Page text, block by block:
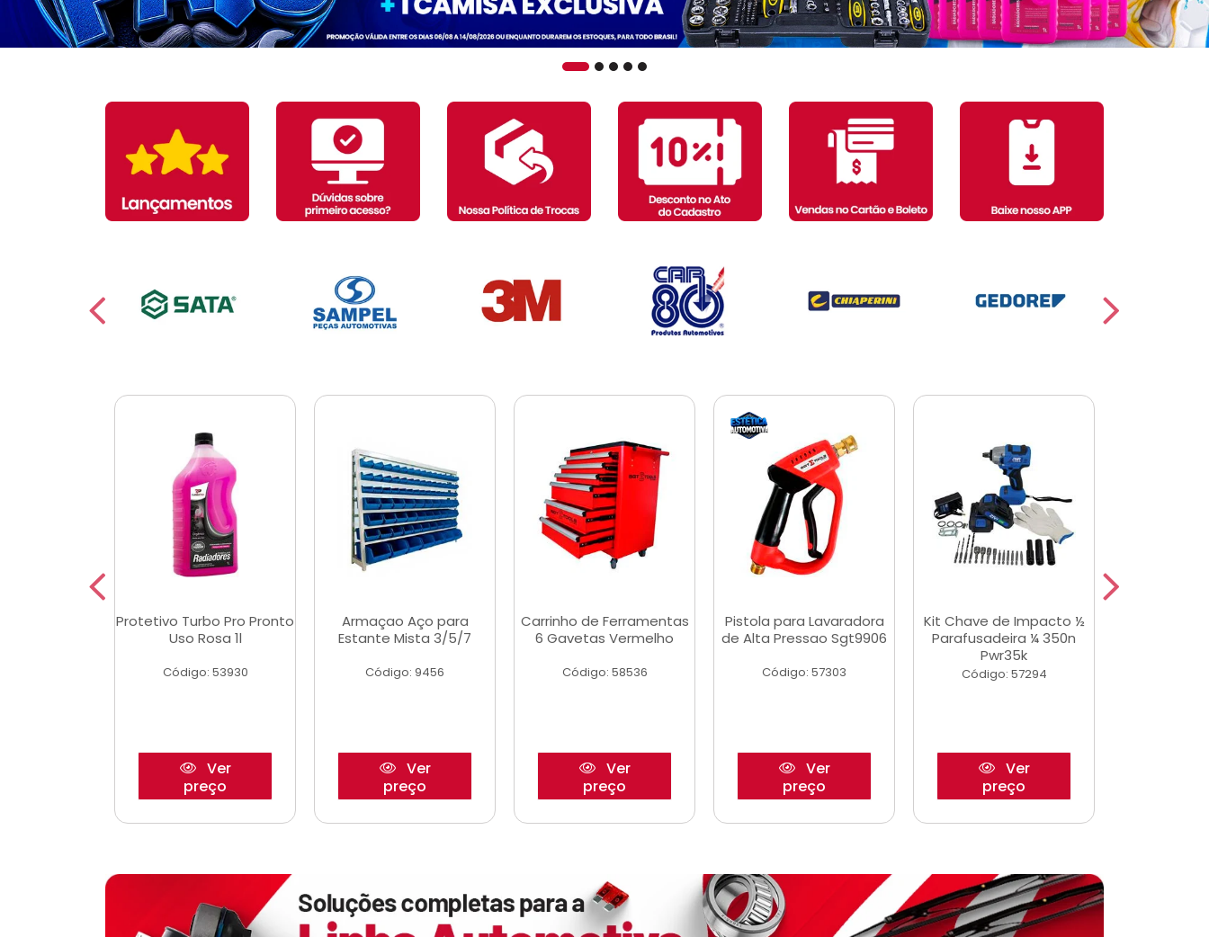
Protetivo Turbo Pro Pronto
Uso Rosa 1l
Código: 53930
Ver
preço
Armaçao Aço para
Estante Mista 3/5/7
Código: 9456
Ver
preço
Carrinho de Ferramentas
6 Gavetas Vermelho
Código: 58536
Ver
preço
Pistola para Lavaradora
de Alta Pressao Sgt9906
Código: 57303
Ver
preço
Kit Chave de Impacto ½
Parafusadeira ¼ 350n
Pwr35k
Código: 57294
Ver
preço